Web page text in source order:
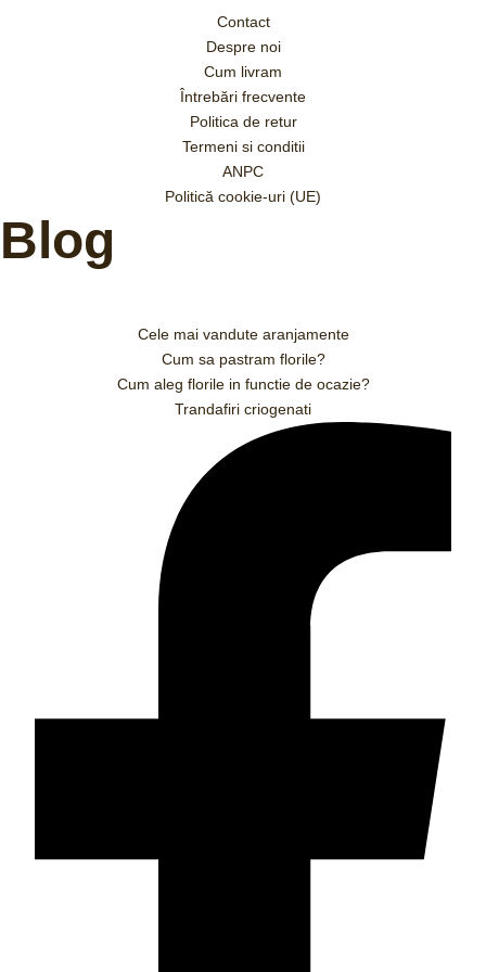
Contact
Despre noi
Cum livram
Întrebări frecvente
Politica de retur
Termeni si conditii
ANPC
Politică cookie-uri (UE)
Blog
Cele mai vandute aranjamente
Cum sa pastram florile?
Cum aleg florile in functie de ocazie?
Trandafiri criogenati